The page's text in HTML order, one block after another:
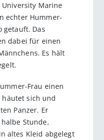
University Marine
echter Hummer-
getauft. Das
dabei für einen
Es hält
Frau einen
sich und
Panzer. Er
Stunde,
altes Kleid abgelegt